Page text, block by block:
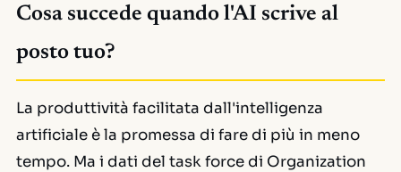
Cosa succede quando l'AI scrive al
posto tuo?
La produttività facilitata dall'intelligenza
artificiale è la promessa di fare di più in meno
tempo. Ma i dati del task force di Organization